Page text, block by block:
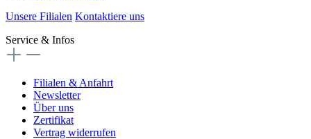
Unsere Filialen Kontaktiere uns
Service & Infos
Filialen & Anfahrt
Newsletter
Über uns
Zertifikat
Vertrag widerrufen